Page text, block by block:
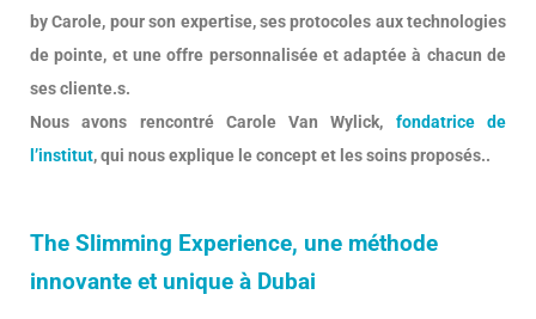
by Carole, pour son expertise, ses protocoles aux technologies
de pointe, et une offre personnalisée et adaptée à chacun de
ses cliente.s.
Nous avons rencontré Carole Van Wylick, fondatrice de
l’institut, qui nous explique le concept et les soins proposés..
The Slimming Experience, une méthode
innovante et unique à Dubai